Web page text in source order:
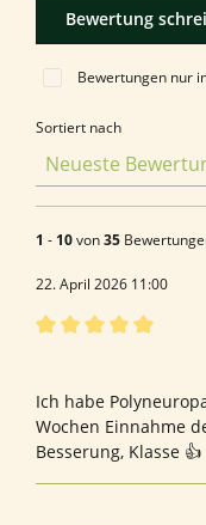
Bewertung
Bewertungen nur
Sortiert nach
1 - 10von35
22. April 2026 11:00
Ich habe
Wochen Einnahme
Besserung, Klasse 👍